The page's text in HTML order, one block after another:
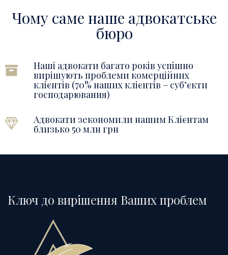
Чому саме наше адвокатське
бюро
Наші адвокати багато років успішно
вирішують проблеми комерційних
клієнтів (70% наших клієнтів – суб’єкти
господарювання)
Адвокати зекономили нашим Клієнтам
близько 50 млн грн
Ключ до вирішення Ваших проблем